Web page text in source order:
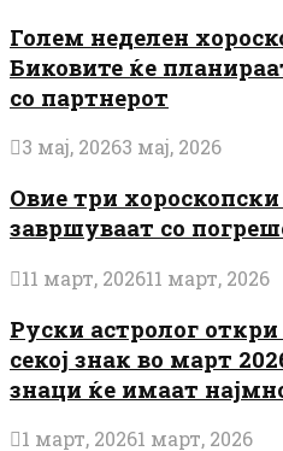
Голем неделен
Биковите ќе
со партнерот
3 мај, 20263 мај, 2026
Овие три
завршуваат со
11 март, 202611 март, 2026
Руски астролог
секој знак во март
знаци ќе имаат
1 март, 20261 март, 2026